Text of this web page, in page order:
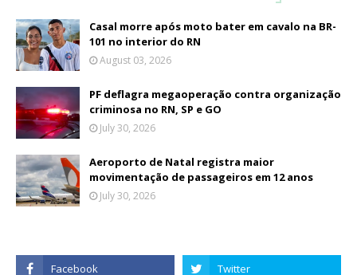
Casal morre após moto bater em cavalo na BR-
101 no interior do RN
August 03, 2026
PF deflagra megaoperação contra organização
criminosa no RN, SP e GO
July 30, 2026
Aeroporto de Natal registra maior
movimentação de passageiros em 12 anos
July 30, 2026